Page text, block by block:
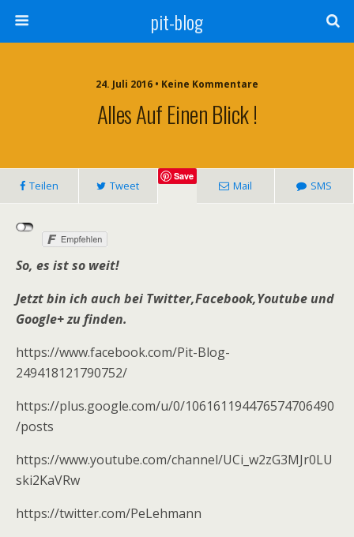
pit-blog
24. Juli 2016 • Keine Kommentare
Alles Auf Einen Blick !
Teilen Tweet
Save
Mail SMS
So, es ist so weit!
Jetzt bin ich auch bei Twitter,Facebook,Youtube und
Google+ zu finden.
https://www.facebook.com/Pit-Blog-
249418121790752/
https://plus.google.com/u/0/106161194476574706490
/posts
https://www.youtube.com/channel/UCi_w2zG3MJr0LU
ski2KaVRw
https://twitter.com/PeLehmann